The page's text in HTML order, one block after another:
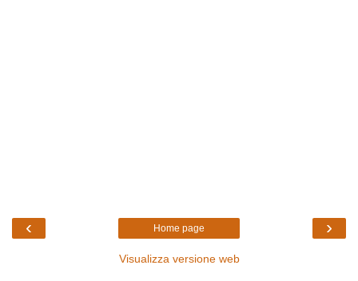
‹ ›
Home page
Visualizza versione web